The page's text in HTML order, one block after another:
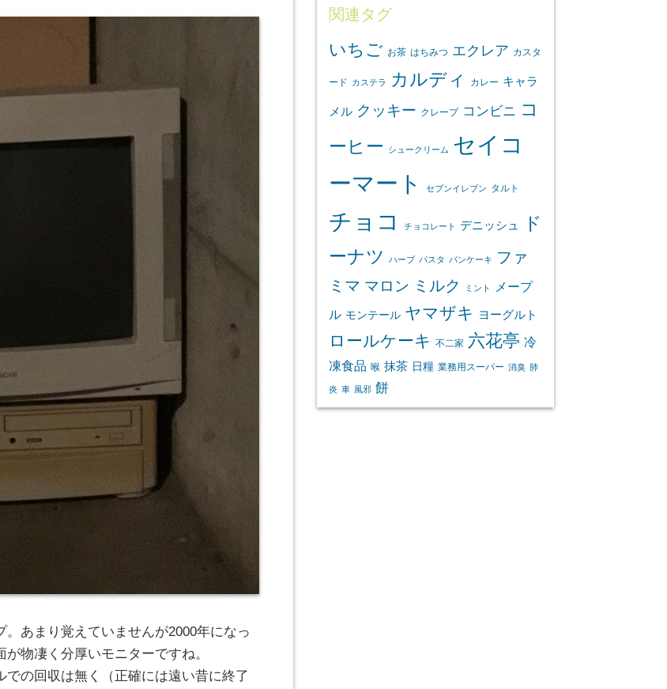
あまり覚えていませんが2000年になっ
物凄く分厚いモニターですね。
の回収は無く（正確には遠い昔に終了
関連タグ
いちご お茶 はちみつ エクレア カスタ
ード カステラ カルディ カレー キャラ
メル クッキー クレープ コンビニ コ
ーヒー
シュークリーム セイコ
ーマート
セブンイレブン タルト
チョコ チョコレート デニッシュ
ド
ーナツ
ハーブ パスタ パンケーキ
ファ
ミマ マロン ミルク ミント
メープ
ル モンテール ヤマザキ ヨーグルト
ロールケーキ 不二家 六花亭 冷
凍食品 喉 抹茶 日糧 業務用スーパー 消臭 肺
炎 車 風邪 餅